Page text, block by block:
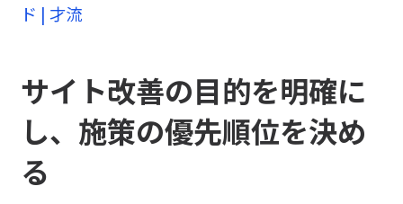
ド | 才流
サイト改善の目的を明確に
し、施策の優先順位を決め
る